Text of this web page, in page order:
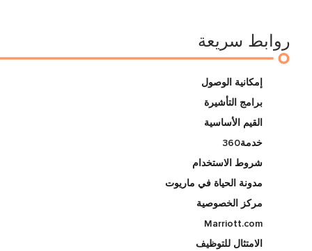
روابط سريعة
إمكانية الوصول
برامج التأشيرة
القيم الأساسية
خدمة360
شروط الاستخدام
مدونة الحياة في ماريوت
مركز الخصوصية
Marriott.com
الامتثال للتوظيف